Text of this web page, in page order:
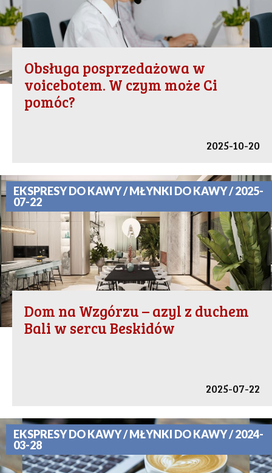
Obsługa posprzedażowa w
voicebotem. W czym może Ci
pomóc?
2025-10-20
EKSPRESY DO KAWY / MŁYNKI DO KAWY / 2025-
07-22
Dom na Wzgórzu – azyl z duchem
Bali w sercu Beskidów
2025-07-22
EKSPRESY DO KAWY / MŁYNKI DO KAWY / 2024-
03-28